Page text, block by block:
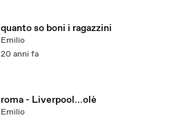
quanto so boni i ragazzini
Emilio
20 anni fa
roma - Liverpool...olè
Emilio